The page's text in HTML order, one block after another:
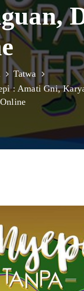
Tatwa
: Amati Gni,